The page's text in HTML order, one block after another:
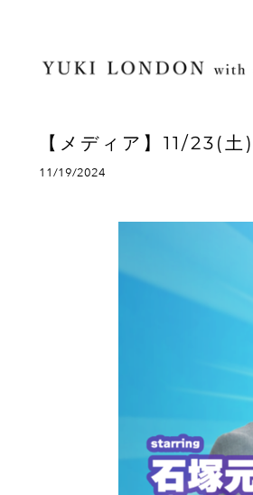
【メディア】11/23(
11/19/2024